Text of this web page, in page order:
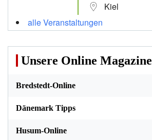
Kiel
alle Veranstaltungen
Unsere Online Magazine
Bredstedt-Online
Dänemark Tipps
Husum-Online